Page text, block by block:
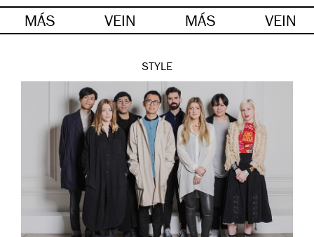
MÁS VEIN MÁS VEIN
STYLE